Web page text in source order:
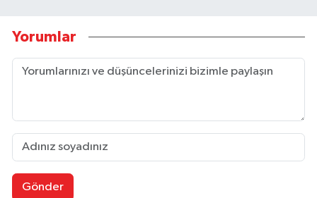
Yorumlar
Gönder